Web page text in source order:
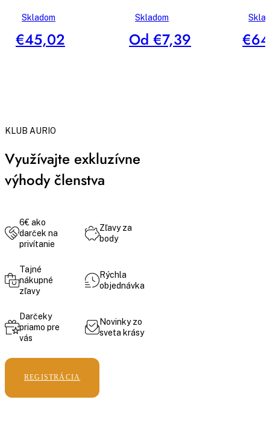
Skladom
€45,02
Skladom
Od €7,39
KLUB AURIO
Využívajte exkluzívne
výhody členstva
6€ ako
darček na
privítanie
Zľavy za
body
Tajné
nákupné
zľavy
Rýchla
objednávka
Darčeky
priamo pre
vás
Novinky zo
sveta krásy
REGISTRÁCIA